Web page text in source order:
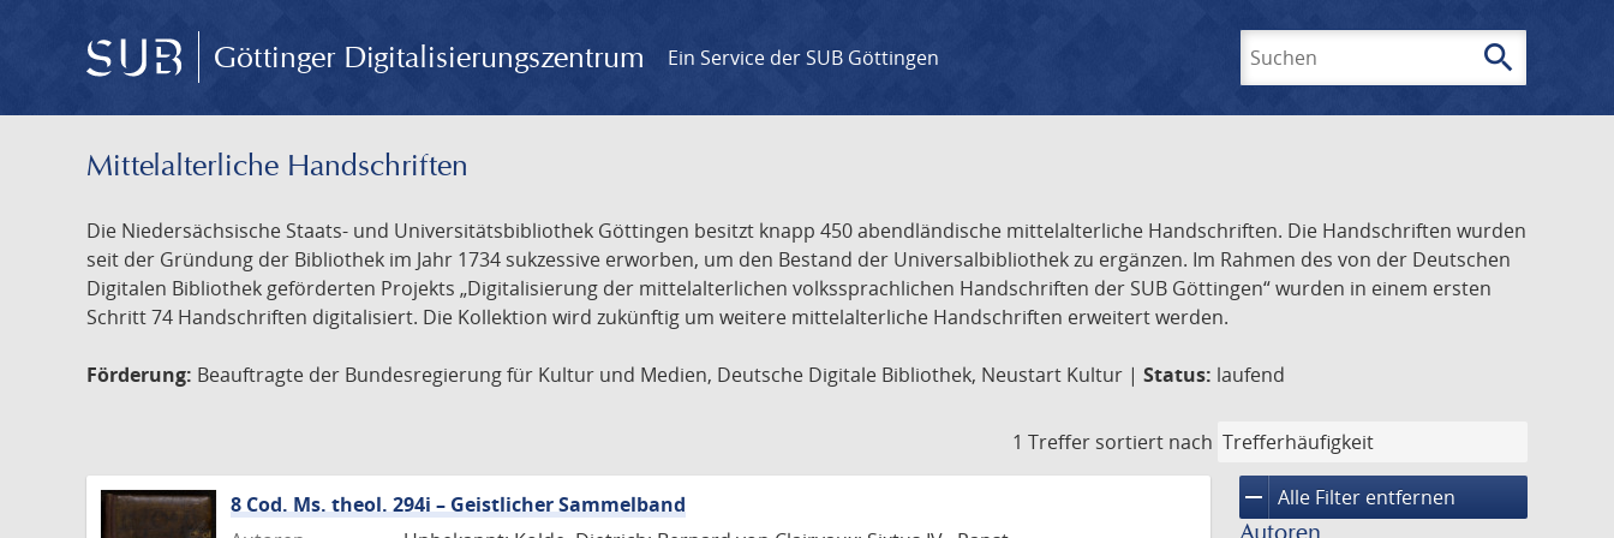
Göttinger Digitalisierungszentrum Ein Service der SUB Göttingen search
Mittelalterliche Handschriften
Die Niedersächsische Staats- und Universitätsbibliothek Göttingen besitzt knapp 450 abendländische mittelalterliche Handschriften. Die Handschriften wurden
seit der Gründung der Bibliothek im Jahr 1734 sukzessive erworben, um den Bestand der Universalbibliothek zu ergänzen. Im Rahmen des von der Deutschen
Digitalen Bibliothek geförderten Projekts „Digitalisierung der mittelalterlichen volkssprachlichen Handschriften der SUB Göttingen“ wurden in einem ersten
Schritt 74 Handschriften digitalisiert. Die Kollektion wird zukünftig um weitere mittelalterliche Handschriften erweitert werden.
Förderung: Beauftragte der Bundesregierung für Kultur und Medien, Deutsche Digitale Bibliothek, Neustart Kultur | Status: laufend
1 Treffer sortiert nach
remove Alle Filter entfernen
8 Cod. Ms. theol. 294i – Geistlicher Sammelband